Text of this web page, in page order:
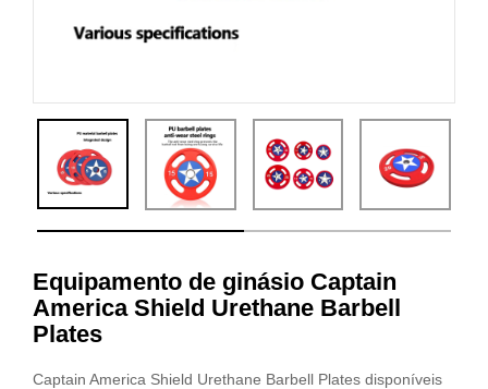
Equipamento de ginásio Captain
America Shield Urethane Barbell
Plates
Captain America Shield Urethane Barbell Plates disponíveis